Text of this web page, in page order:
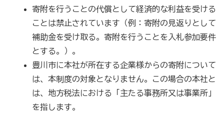
寄附を行うことの代償として経済的な利益を受ける
ことは禁止されています（例：寄附の見返りとして
補助金を受け取る。寄附を行うことを入札参加要件
とする。）。
豊川市に本社が所在する企業様からの寄附について
は、本制度の対象となりません。この場合の本社と
は、地方税法における「主たる事務所又は事業所」
を指します。